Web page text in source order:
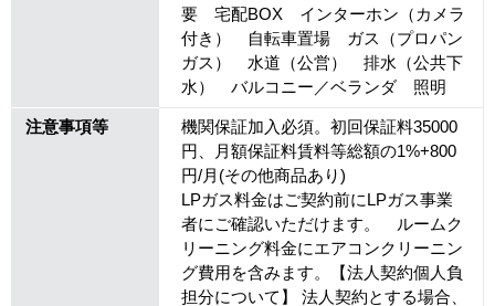
要 宅配BOX インターホン（カメラ
付き） 自転車置場 ガス（プロパン
ガス） 水道（公営） 排水（公共下
水） バルコニー／ベランダ 照明
注意事項等
機関保証加入必須。初回保証料35000
円、月額保証料賃料等総額の1%+800
円/月(その他商品あり)
LPガス料金はご契約前にLPガス事業
者にご確認いただけます。 ルームク
リーニング料金にエアコンクリーニン
グ費用を含みます。【法人契約個人負
担分について】 法人契約とする場合、